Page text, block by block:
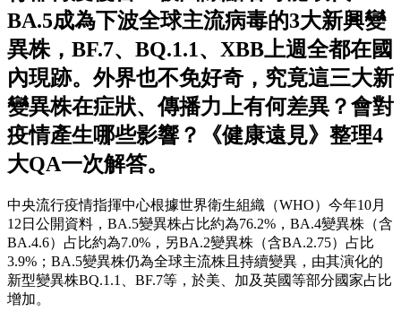
BA.5成為下波全球主流病毒的3大新興變
異株，BF.7、BQ.1.1、XBB上週全都在國
內現跡。外界也不免好奇，究竟這三大新
變異株在症狀、傳播力上有何差異？會對
疫情產生哪些影響？《健康遠見》整理4
大QA一次解答。
中央流行疫情指揮中心根據世界衛生組織（WHO）今年10月
12日公開資料，BA.5變異株占比約為76.2%，BA.4變異株（含
BA.4.6）占比約為7.0%，另BA.2變異株（含BA.2.75）占比
3.9%；BA.5變異株仍為全球主流株且持續變異，由其演化的
新型變異株BQ.1.1、BF.7等，於美、加及英國等部分國家占比
增加。